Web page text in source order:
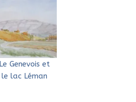
Le Genevois et
le lac Léman